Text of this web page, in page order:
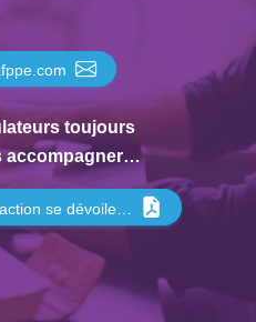
toujours
accompagner…
se dévoile…